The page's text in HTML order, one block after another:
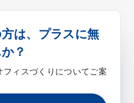
は、プラスに無
？
ィスづくりについてご案